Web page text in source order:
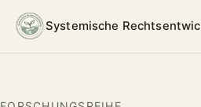
Systemische